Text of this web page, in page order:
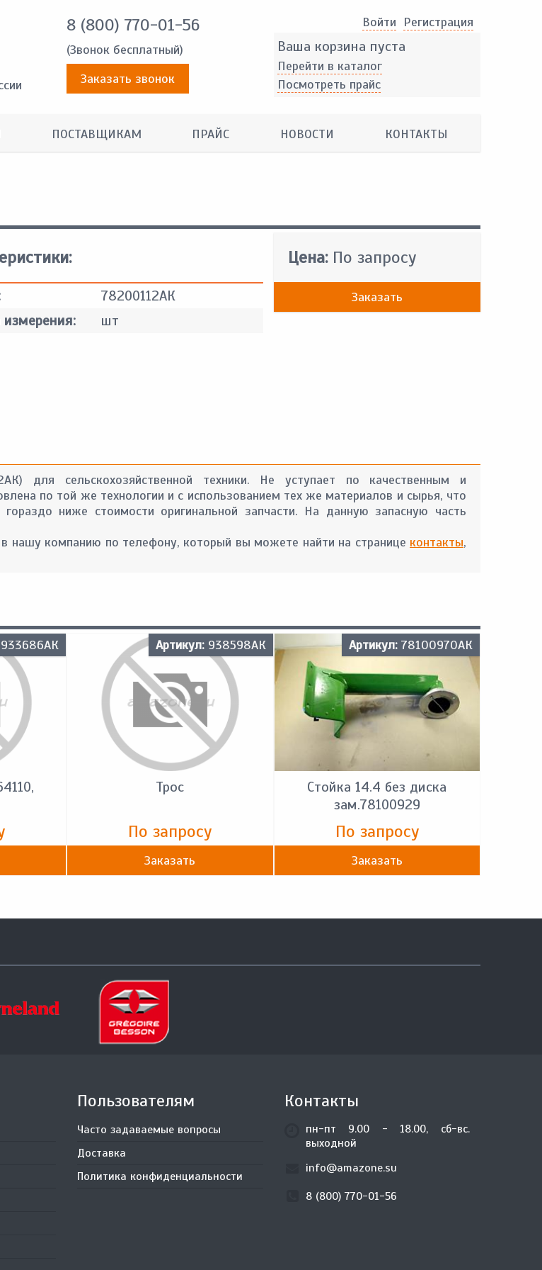
8 (800) 770-01-56
(Звонок бесплатный)
Заказать звонок
Войти Pегистрация
Ваша корзина пуста
Перейти в каталог
Посмотреть прайс
ПОСТАВЩИКАМ ПРАЙС НОВОСТИ КОНТАКТЫ
78200112АК
шт
Цена: По запросу
Заказать
для сельскохозяйственной техники. Не уступает по качественным и
по той же технологии и с использованием тех же материалов и сырья, что
ниже стоимости оригинальной запчасти. На данную запасную часть
компанию по телефону, который вы можете найти на странице контакты,
933686АК Артикул: 938598АК
Трос
По запросу
Заказать
Артикул: 78100970АК
Стойка 14.4 без диска
зам.78100929
По запросу
Заказать
Пользователям
Часто задаваемые вопросы
Доставка
Политика конфиденциальности
Контакты
пн-пт 9.00 - 18.00, сб-вс.
выходной
info@amazone.su
8 (800) 770-01-56